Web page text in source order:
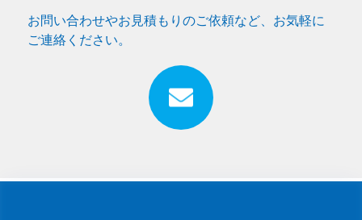
お問い合わせやお見積もりのご依頼など、お気軽に
ご連絡ください。